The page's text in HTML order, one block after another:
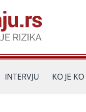
INTERVJU KO JE